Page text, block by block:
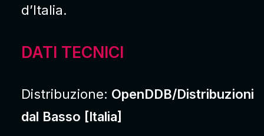
d’Italia.
DATI TECNICI
Distribuzione: OpenDDB/Distribuzioni
dal Basso [Italia]